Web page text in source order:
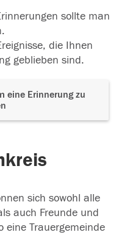
sollte man
die Ihnen
geblieben sind.
eine Erinnerung zu
sich sowohl alle
auch Freunde und
eine Trauergemeinde